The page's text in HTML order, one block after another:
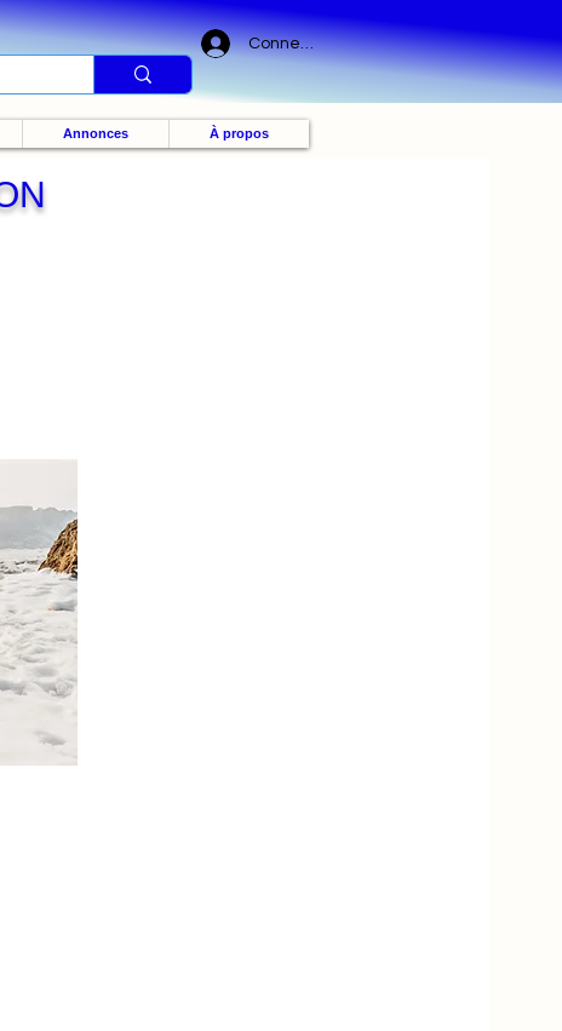
Connexion
Annonces À propos